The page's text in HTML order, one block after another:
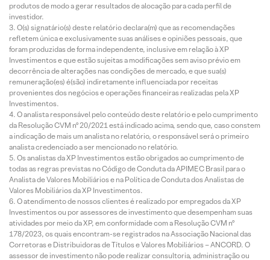
produtos de modo a gerar resultados de alocação para cada perfil de
investidor.
O(s) signatário(s) deste relatório declara(m) que as recomendações
refletem única e exclusivamente suas análises e opiniões pessoais, que
foram produzidas de forma independente, inclusive em relação à XP
Investimentos e que estão sujeitas a modificações sem aviso prévio em
decorrência de alterações nas condições de mercado, e que sua(s)
remuneração(es) é(são) indiretamente influenciada por receitas
provenientes dos negócios e operações financeiras realizadas pela XP
Investimentos.
O analista responsável pelo conteúdo deste relatório e pelo cumprimento
da Resolução CVM nº 20/2021 está indicado acima, sendo que, caso constem
a indicação de mais um analista no relatório, o responsável será o primeiro
analista credenciado a ser mencionado no relatório.
Os analistas da XP Investimentos estão obrigados ao cumprimento de
todas as regras previstas no Código de Conduta da APIMEC Brasil para o
Analista de Valores Mobiliários e na Política de Conduta dos Analistas de
Valores Mobiliários da XP Investimentos.
O atendimento de nossos clientes é realizado por empregados da XP
Investimentos ou por assessores de investimento que desempenham suas
atividades por meio da XP, em conformidade com a Resolução CVM nº
178/2023, os quais encontram-se registrados na Associação Nacional das
Corretoras e Distribuidoras de Títulos e Valores Mobiliários – ANCORD. O
assessor de investimento não pode realizar consultoria, administração ou